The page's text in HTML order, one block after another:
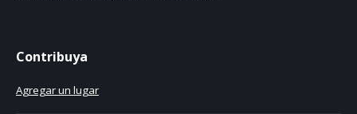
Contribuya
Agregar un lugar